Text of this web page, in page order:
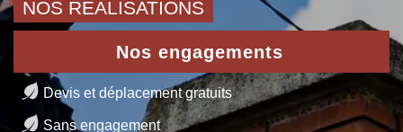
NOS REALISATIONS
Nos engagements
Devis et déplacement gratuits
Sans engagement